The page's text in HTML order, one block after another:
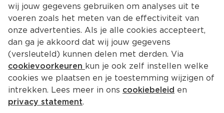
wij jouw gegevens gebruiken om analyses uit te
voeren zoals het meten van de effectiviteit van
onze advertenties. Als je alle cookies accepteert,
dan ga je akkoord dat wij jouw gegevens
(versleuteld) kunnen delen met derden. Via
cookievoorkeuren kun je ook zelf instellen welke
cookies we plaatsen en je toestemming wijzigen of
intrekken. Lees meer in ons cookiebeleid en
privacy statement.